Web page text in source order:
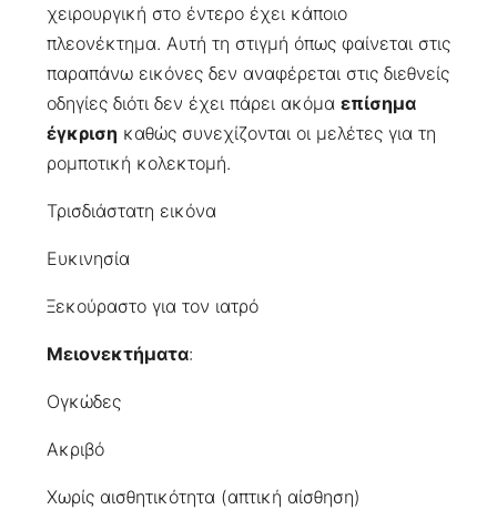
χειρουργική στο έντερο έχει κάποιο
πλεονέκτημα. Αυτή τη στιγμή όπως φαίνεται στις
παραπάνω εικόνες δεν αναφέρεται στις διεθνείς
οδηγίες διότι δεν έχει πάρει ακόμα επίσημα
έγκριση καθώς συνεχίζονται οι μελέτες για τη
ρομποτική κολεκτομή.
Τρισδιάστατη εικόνα
Ευκινησία
Ξεκούραστο για τον ιατρό
Μειονεκτήματα:
Ογκώδες
Ακριβό
Χωρίς αισθητικότητα (απτική αίσθηση)